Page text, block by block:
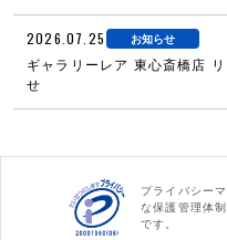
2026.07.25 お知らせ
ギャラリーレア 東心斎橋店
せ
プライバシー
な保護管理体
です。